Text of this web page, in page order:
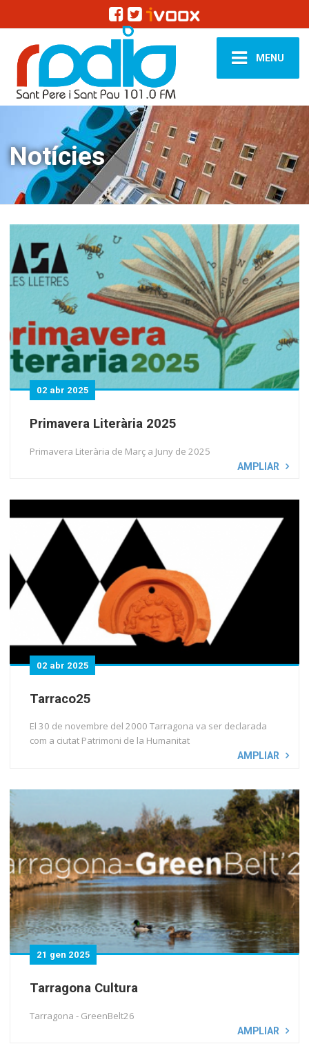
MENU
Notícies
02 abr 2025
Primavera Literària 2025
Primavera Literària de Març a Juny de 2025
AMPLIAR
02 abr 2025
Tarraco25
El 30 de novembre del 2000 Tarragona va ser declarada
com a ciutat Patrimoni de la Humanitat
AMPLIAR
21 gen 2025
Tarragona Cultura
Tarragona - GreenBelt26
AMPLIAR